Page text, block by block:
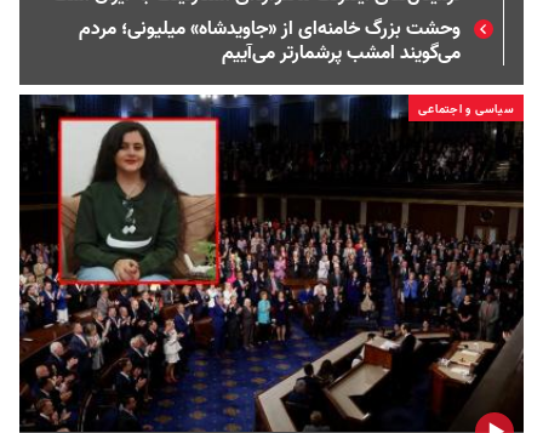
وحشت بزرگ خامنه‌ای از «جاویدشاه» میلیونی؛ مردم
می‌گویند امشب پرشمارتر می‌آییم
سیاسی و اجتماعی